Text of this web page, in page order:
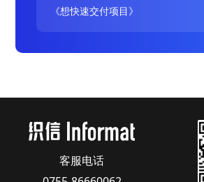
《想快速交付项目》
客服电话